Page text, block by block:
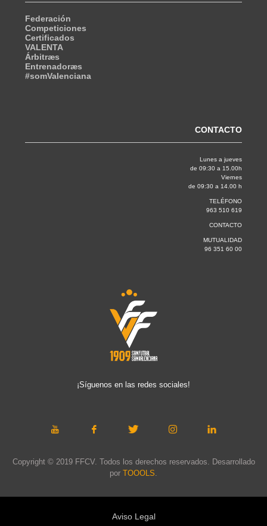
Federación
Competiciones
Certificados
VALENTA
Árbitræs
Entrenadoræs
#somValenciana
CONTACTO
Lunes a jueves
de 09:30 a 15.00h
Viernes
de 09:30 a 14.00 h
TELÉFONO
963 510 619
CONTACTO
MUTUALIDAD
96 351 60 00
¡Síguenos en las redes sociales!
Copyright © 2019 FFCV. Todos los derechos reservados. Desarrollado
por TOOOLS.
Aviso Legal